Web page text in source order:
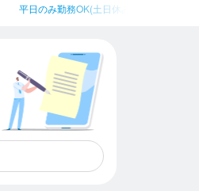
平日のみ勤務OK(土日休み)